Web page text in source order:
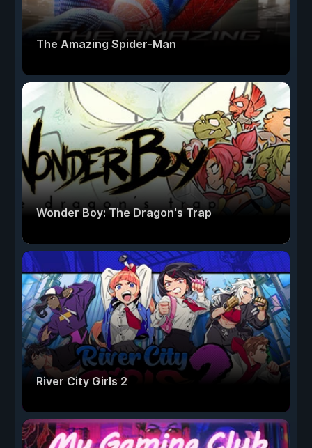
The Amazing Spider-Man
Wonder Boy: The Dragon's Trap
River City Girls 2